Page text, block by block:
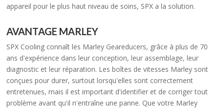
appareil pour le plus haut niveau de soins, SPX a la solution.
AVANTAGE MARLEY
SPX Cooling connaît les Marley Geareducers, grâce à plus de 70
ans d'expérience dans leur conception, leur assemblage, leur
diagnostic et leur réparation. Les boîtes de vitesses Marley sont
conçues pour durer, surtout lorsqu'elles sont correctement
entretenues, mais il est important d'identifier et de corriger tout
problème avant qu'il n'entraîne une panne. Que votre Marley